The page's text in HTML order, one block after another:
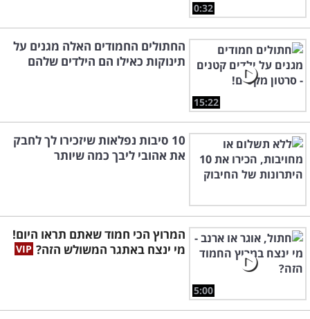
0:32
15:22
החתולים החמודים האלה מגנים על
תינוקות כאילו הם הילדים שלהם
10 סיבות נפלאות שיזכירו לך לחבק
את אהובי ליבך כמה שיותר
5:00
המרוץ הכי חמוד שאתם תראו היום!
מי ינצח באתגר המשולש הזה?